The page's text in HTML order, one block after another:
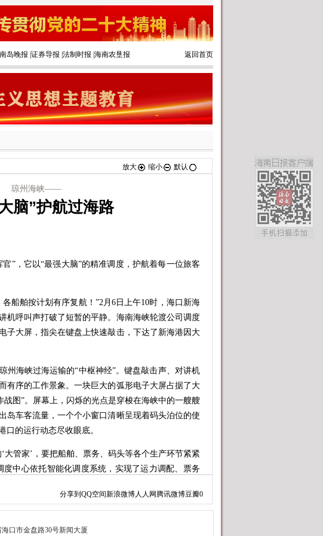
南岛晚报 证券导报 法制时报 海南农垦报 返回首页
放大 缩小 默认
琼州海峡——
脑”护航过海路
，它以“最强大脑”的精准调度，护航着每一位旅客
舶按计划有序复航！”2月6日上午10时，海口新海
机呼叫声打破了短暂的平静。海南海峡轮渡公司调度
子大屏，指尖在键盘上快速敲击，下达了新海港因大
海峡过海运输的“中枢神经”。键盘敲击声、对讲机
有序的工作景象。一块巨大的弧形电子大屏占据了大
图”。屏幕上，闪烁的光点是穿梭在海峡中的一艘艘
岛车客流量，一个个小窗口清晰呈现着码头泊位的使
口的运行动态尽收眼底。
管家’，要把船舶、票务、码头等各个生产环节紧紧
度中心依托智能化调度系统，实现了运力调配、票务
分享到 QQ空间新浪微博人人网 腾讯微博豆瓣0